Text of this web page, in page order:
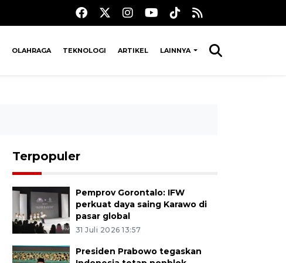
OLAHRAGA TEKNOLOGI ARTIKEL LAINNYA
Terpopuler
Pemprov Gorontalo: IFW
perkuat daya saing Karawo di
pasar global
31 Juli 2026 13:57
Presiden Prabowo tegaskan